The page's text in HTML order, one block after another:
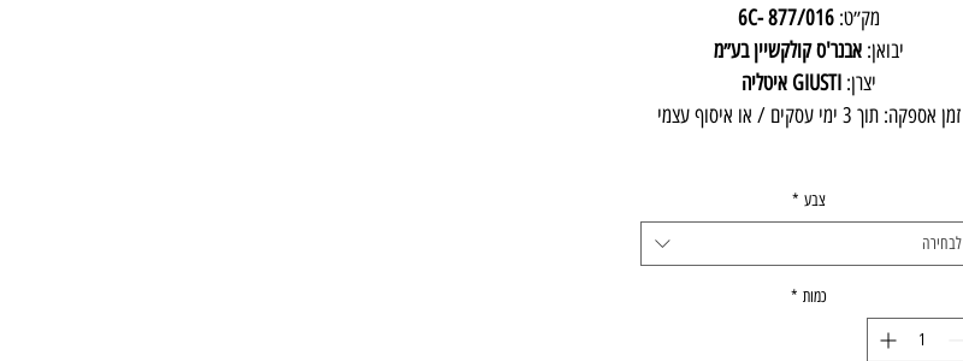
מק״ט: 877/016 -6C
יבואן: אבנר'ס קולקשיין בע״מ
יצרן: GIUSTI איטליה
זמן אספקה: תוך 3 ימי עסקים / או איסוף עצמי
צבע *
לבחירה
כמות *